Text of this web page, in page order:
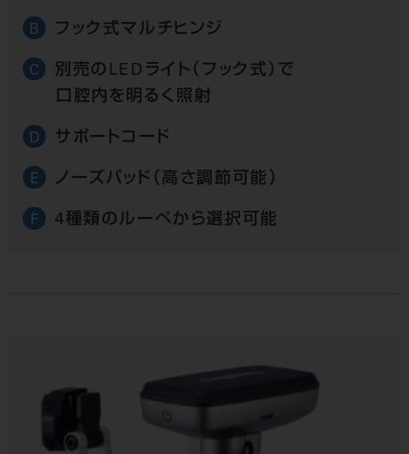
B フック式マルチヒンジ
C
別売のLEDライト（フック式）で
口腔内を明るく照射
D サポートコード
E ノーズパッド（高さ調節可能）
F 4種類のルーペから選択可能